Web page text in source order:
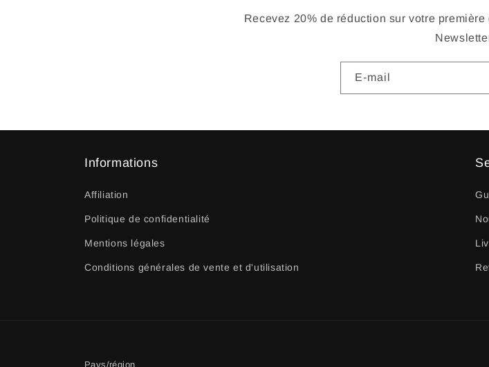
Recevez 20% de réduction sur votre
E-mail
Informations
Affiliation
Politique de confidentialité
Mentions légales
Conditions générales de vente et d'utilisation
Pays/région